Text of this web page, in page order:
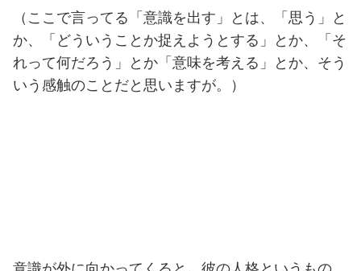
（ここで言ってる「意識を出す」とは、「思う」と
か、「どういうことか捉えようとする」とか、「そ
れって何だろう」とか「意味を考える」とか、そう
いう感触のことだと思いますが。）